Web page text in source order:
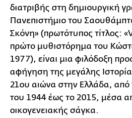
διατριβής στη δημιουργική
Πανεπιστήμιο του
Σκόνη» (πρωτότυπος τίτλος:
πρώτο μυθιστόρημα του
1977), είναι μια φιλόδοξη
αφήγηση της μεγάλης
21ου αιώνα στην Ελλάδα, από
του 1944 έως το 2015, μέσα
οικογενειακής σάγκα.